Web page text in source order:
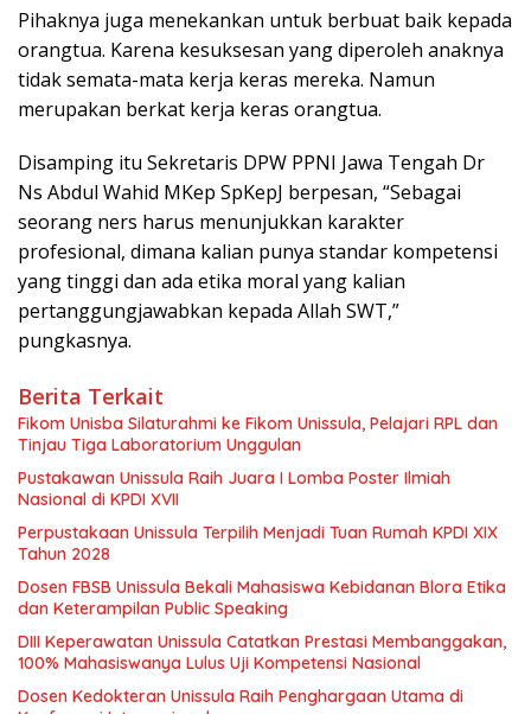
Pihaknya juga menekankan untuk berbuat baik kepada
orangtua. Karena kesuksesan yang diperoleh anaknya
tidak semata-mata kerja keras mereka. Namun
merupakan berkat kerja keras orangtua.
Disamping itu Sekretaris DPW PPNI Jawa Tengah Dr
Ns Abdul Wahid MKep SpKepJ berpesan, “Sebagai
seorang ners harus menunjukkan karakter
profesional, dimana kalian punya standar kompetensi
yang tinggi dan ada etika moral yang kalian
pertanggungjawabkan kepada Allah SWT,”
pungkasnya.
Berita Terkait
Fikom Unisba Silaturahmi ke Fikom Unissula, Pelajari RPL dan
Tinjau Tiga Laboratorium Unggulan
Pustakawan Unissula Raih Juara I Lomba Poster Ilmiah
Nasional di KPDI XVII
Perpustakaan Unissula Terpilih Menjadi Tuan Rumah KPDI XIX
Tahun 2028
Dosen FBSB Unissula Bekali Mahasiswa Kebidanan Blora Etika
dan Keterampilan Public Speaking
DIII Keperawatan Unissula Catatkan Prestasi Membanggakan,
100% Mahasiswanya Lulus Uji Kompetensi Nasional
Dosen Kedokteran Unissula Raih Penghargaan Utama di